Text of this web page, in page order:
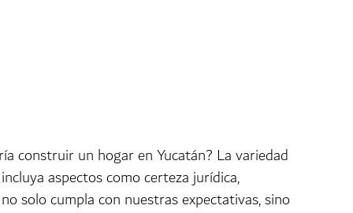
construir un hogar en Yucatán? La variedad
aspectos como certeza jurídica,
solo cumpla con nuestras expectativas, sino